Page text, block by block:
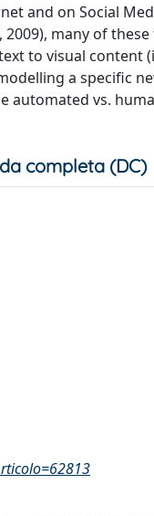
and on Social
many of
to visual content
a specific
automated vs.
completa (DC)